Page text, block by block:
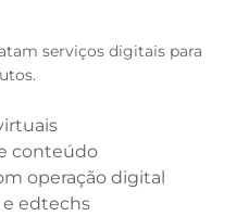
serviços digitais para
conteúdo
operação digital
edtechs